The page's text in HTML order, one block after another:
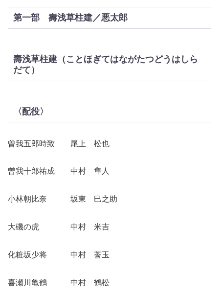
第一部 壽浅草柱建／悪太郎
壽浅草柱建（ことほぎてはながたつどうはしら
だて）
〈配役〉
曽我五郎時致 尾上 松也
曽我十郎祐成 中村 隼人
小林朝比奈 坂東 巳之助
大磯の虎 中村 米吉
化粧坂少将 中村 莟玉
喜瀬川亀鶴 中村 鶴松